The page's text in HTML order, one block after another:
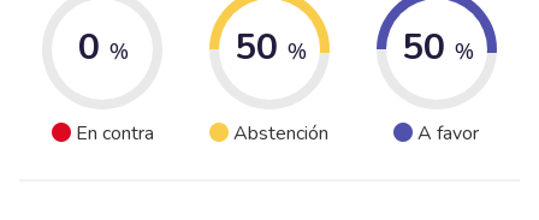
0 %
En contra
50 %
Abstención
50 %
A favor